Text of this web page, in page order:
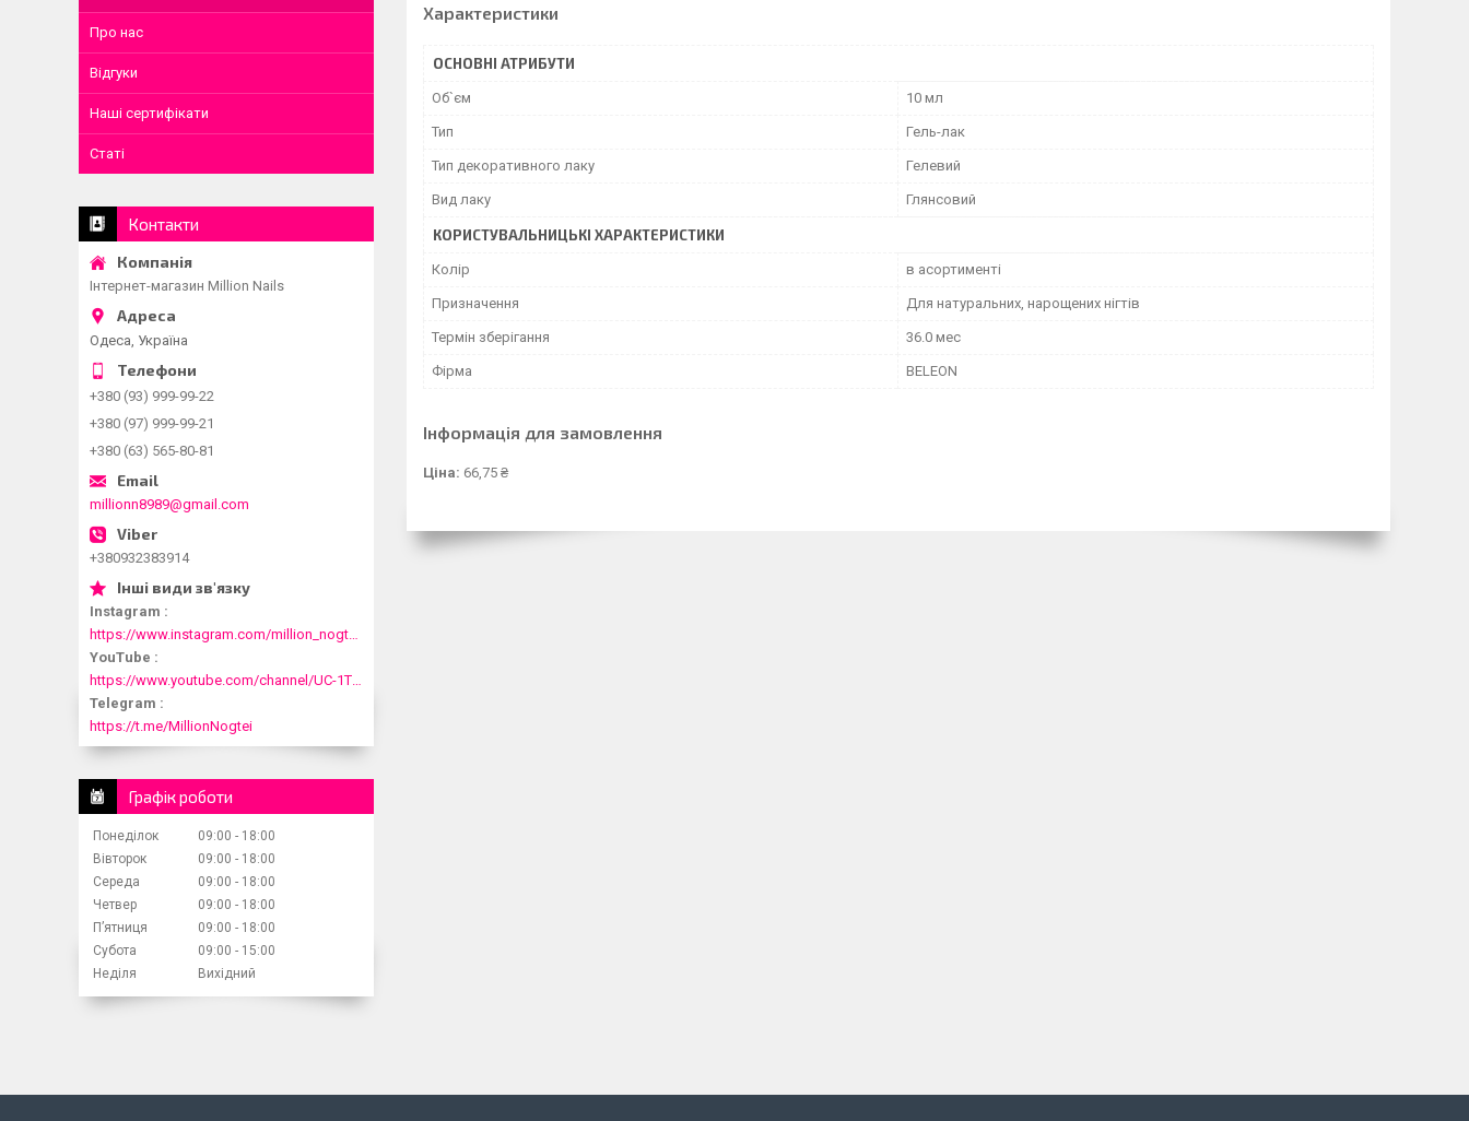
Характеристики
ОСНОВНІ АТРИБУТИ
Об`єм 10 мл
Тип Гель-лак
Тип декоративного лаку Гелевий
Вид лаку Глянсовий
КОРИСТУВАЛЬНИЦЬКІ ХАРАКТЕРИСТИКИ
Колір в асортименті
Призначення Для натуральних, нарощених нігтів
Термін зберігання 36.0 мес
Фірма BELEON
Інформація для замовлення
Ціна: 66,75 ₴
Про нас
Відгуки
Наші сертифікати
Статі
Контакти
Інтернет-магазин Million Nails
Одеса, Україна
+380 (93) 999-99-22
+380 (97) 999-99-21
+380 (63) 565-80-81
millionn8989@gmail.com
+380932383914
Instagram
YouTube
Telegram
https://t.me/MillionNogtei
Графік роботи
Понеділок 09:00
18:00
Вівторок
09:00
18:00
Середа
09:00
18:00
Четвер
09:00
18:00
Пʼятниця
09:00
18:00
Субота
09:00
15:00
Неділя
Вихідний